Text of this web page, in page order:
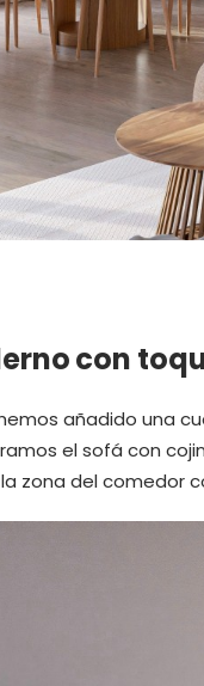
con
añadido una
el sofá con
zona del comedor